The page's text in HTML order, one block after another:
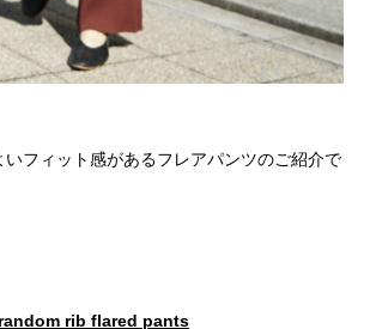
いフィット感があるフレアパンツのご紹介で
rib flared pants